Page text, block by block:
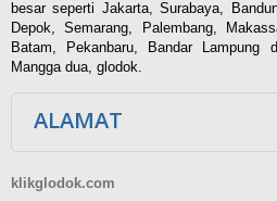
besar seperti Jakarta, Surabaya,
Depok, Semarang, Palembang,
Batam, Pekanbaru, Bandar Lampung
Mangga dua, glodok.
ALAMAT
klikglodok.com